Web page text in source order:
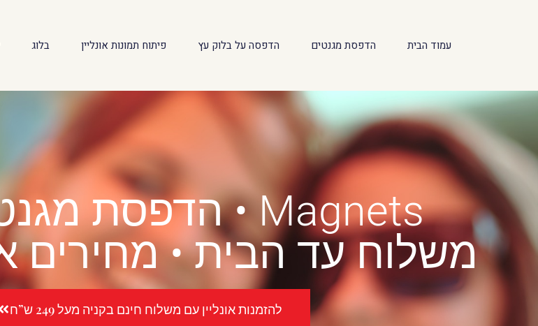
עמוד הבית הדפסת מגנטים הדפסה על בלוק עץ פיתוח תמונות אונליין בלוג
Magnets • הדפסת מגנטים בעכו
משלוח עד הבית • מחירים
להזמנות אונליין עם משלוח חינם בקניה מעל 249 ש”ח